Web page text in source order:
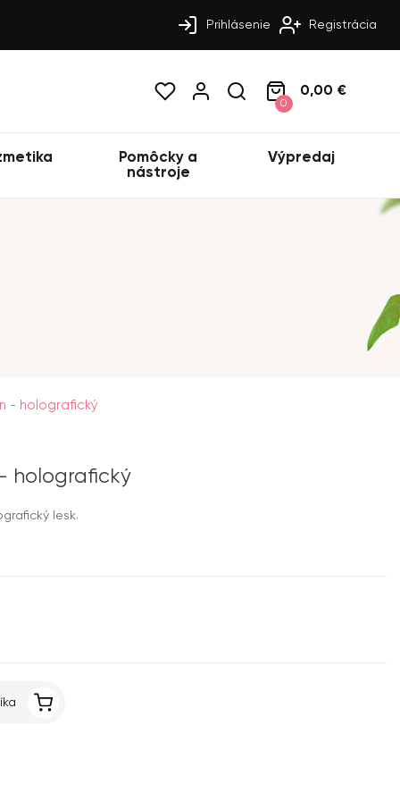
Prihlásenie Registrácia
0
0,00 €
Pomôcky a
nástroje
Výpredaj
- holografický
holografický
lesk.